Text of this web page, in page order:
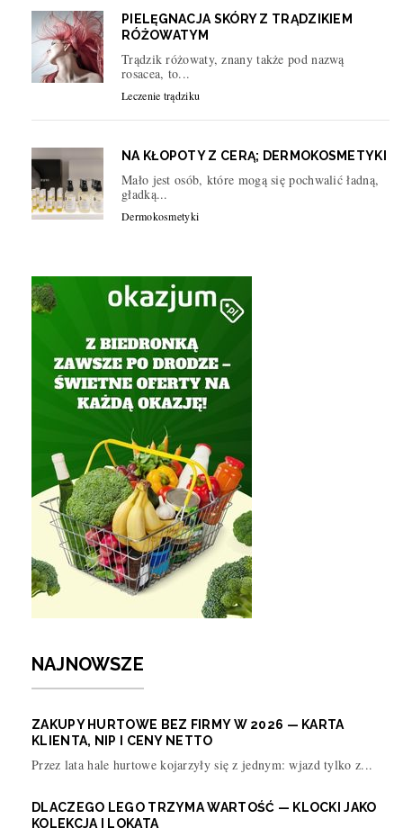
PIELĘGNACJA SKÓRY Z TRĄDZIKIEM
RÓŻOWATYM
Trądzik różowaty, znany także pod nazwą
rosacea, to...
Leczenie trądziku
NA KŁOPOTY Z CERĄ; DERMOKOSMETYKI
Mało jest osób, które mogą się pochwalić ładną,
gładką...
Dermokosmetyki
NAJNOWSZE
ZAKUPY HURTOWE BEZ FIRMY W 2026 — KARTA
KLIENTA, NIP I CENY NETTO
Przez lata hale hurtowe kojarzyły się z jednym: wjazd tylko z...
DLACZEGO LEGO TRZYMA WARTOŚĆ — KLOCKI JAKO
KOLEKCJA I LOKATA